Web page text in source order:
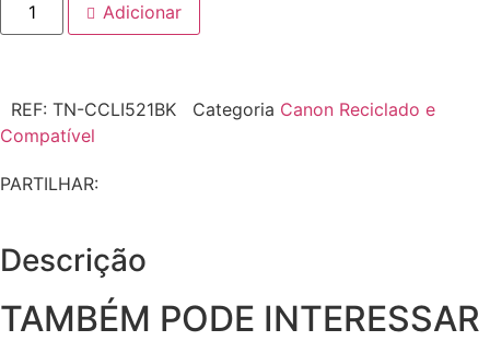
Adicionar
REF: TN-CCLI521BK Categoria Canon Reciclado e
Compatível
PARTILHAR:
Descrição
TAMBÉM PODE INTERESSAR